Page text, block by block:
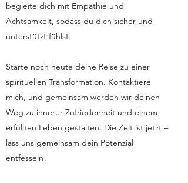
begleite dich mit Empathie und
Achtsamkeit, sodass du dich sicher und
unterstützt fühlst.
Starte noch heute deine Reise zu einer
spirituellen Transformation. Kontaktiere
mich, und gemeinsam werden wir deinen
Weg zu innerer Zufriedenheit und einem
erfüllten Leben gestalten. Die Zeit ist jetzt –
lass uns gemeinsam dein Potenzial
entfesseln!